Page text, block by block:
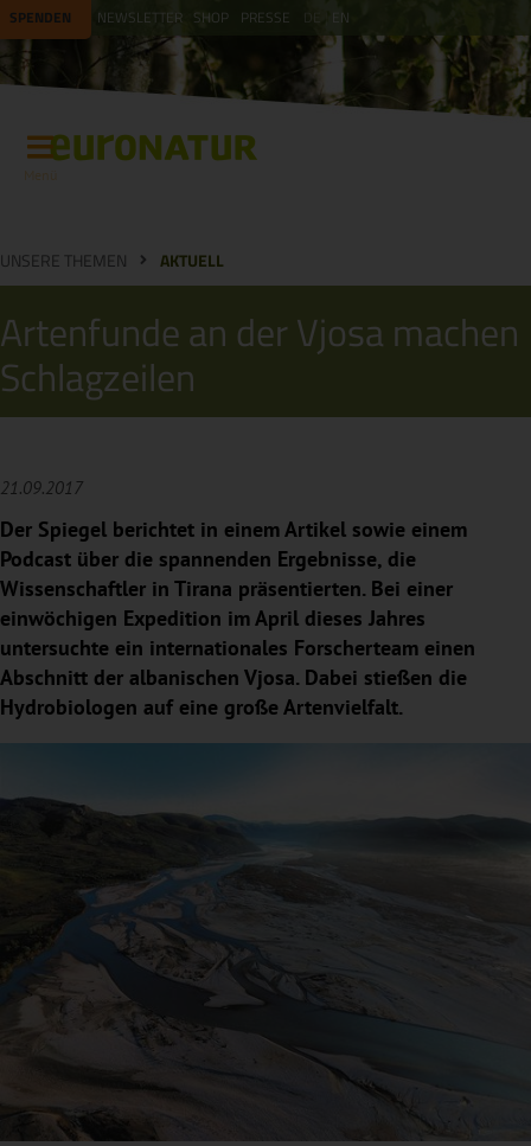
SPENDEN NEWSLETTER SHOP PRESSE EN
UNSERE THEMEN AKTUELL
Artenfunde an der Vjosa machen
Schlagzeilen
21.09.2017
Der Spiegel berichtet in einem Artikel sowie einem
Podcast über die spannenden Ergebnisse, die
Wissenschaftler in Tirana präsentierten. Bei einer
einwöchigen Expedition im April dieses Jahres
untersuchte ein internationales Forscherteam einen
Abschnitt der albanischen Vjosa. Dabei stießen die
Hydrobiologen auf eine große Artenvielfalt.